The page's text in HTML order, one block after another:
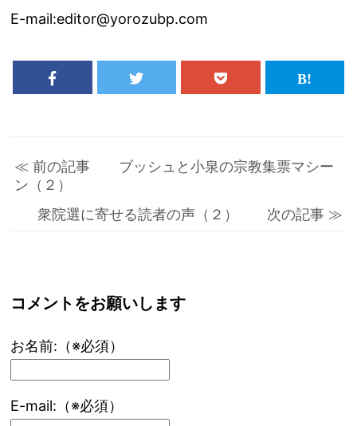
E-mail:editor@yorozubp.com
≪ 前の記事 ブッシュと小泉の宗教集票マシー
ン（２）
衆院選に寄せる読者の声（２） 次の記事 ≫
コメントをお願いします
お名前:（※必須）
E-mail:（※必須）